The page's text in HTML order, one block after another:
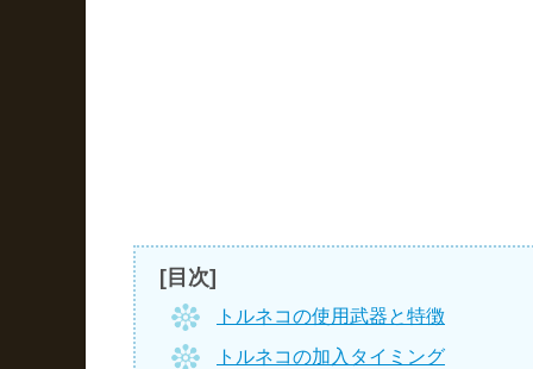
[目次]
トルネコの使用武器と特徴
トルネコの加入タイミング